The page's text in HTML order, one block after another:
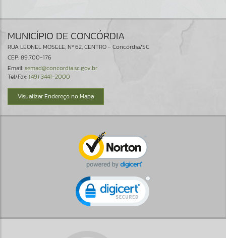
MUNICÍPIO DE CONCÓRDIA
RUA LEONEL MOSELE, Nº 62, CENTRO - Concórdia/SC
CEP: 89.700-176
Email:semad@concordia.sc.gov.br
Tel/Fax:(49) 3441-2000
Visualizar Endereço no Mapa